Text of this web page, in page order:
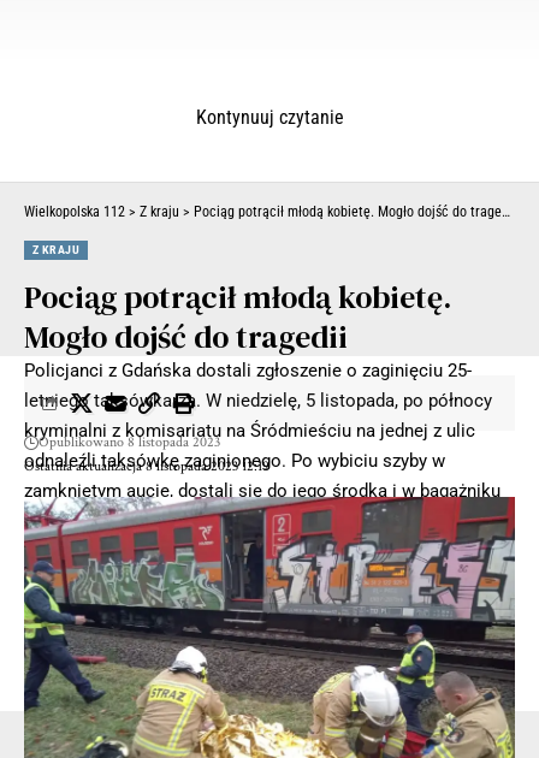
Policjanci z Gdańska dostali zgłoszenie o zaginięciu 25-
letniego taksówkarza. W niedzielę, 5 listopada, po północy
kryminalni z komisariatu na Śródmieściu na jednej z ulic
odnaleźli taksówkę zaginionego. Po wybiciu szyby w
zamkniętym aucie, dostali się do jego środka i w bagażniku
znaleźli skatowanego 25-latka.
Wezwana na miejsce karetka zabrała do szpitala 25-latka.
Jego stan zostało określony jako ciężki. Policjanci zaczęli
szukać sprawcy bestialskiego ataku na taksówkarza.
Kryminalni szybko ustalili jego tożsamość bandyty. Wspólnie
z innymi policjantami rozpoczęli jego poszukiwania.
- Reklama -
Kontynuuj czytanie
Wielkopolska 112 > Z kraju > Pociąg potrącił młodą kobietę. Mogło dojść do tragedii
Z KRAJU
Pociąg potrącił młodą kobietę.
Mogło dojść do tragedii
Ostatnia aktualizacja 8 listopada 2023 12:19
Opublikowano 8 listopada 2023